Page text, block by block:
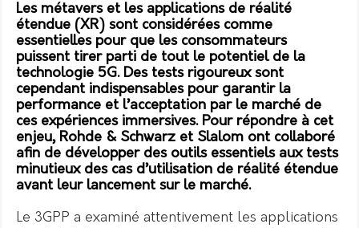
Les métavers et les applications de réalité
étendue (XR) sont considérées comme
essentielles pour que les consommateurs
puissent tirer parti de tout le potentiel de la
technologie 5G. Des tests rigoureux sont
cependant indispensables pour garantir la
performance et l’acceptation par le marché de
ces expériences immersives. Pour répondre à cet
enjeu, Rohde & Schwarz et Slalom ont collaboré
afin de développer des outils essentiels aux tests
minutieux des cas d’utilisation de réalité étendue
avant leur lancement sur le marché.
Le 3GPP a examiné attentivement les applications